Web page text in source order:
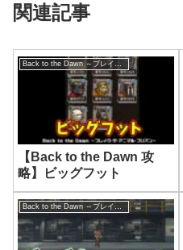
関連記事
【Back to the Dawn 攻
略】ビッグフット